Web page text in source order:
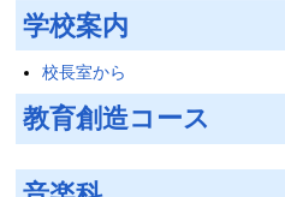
学校案内
校長室から
教育創造コース